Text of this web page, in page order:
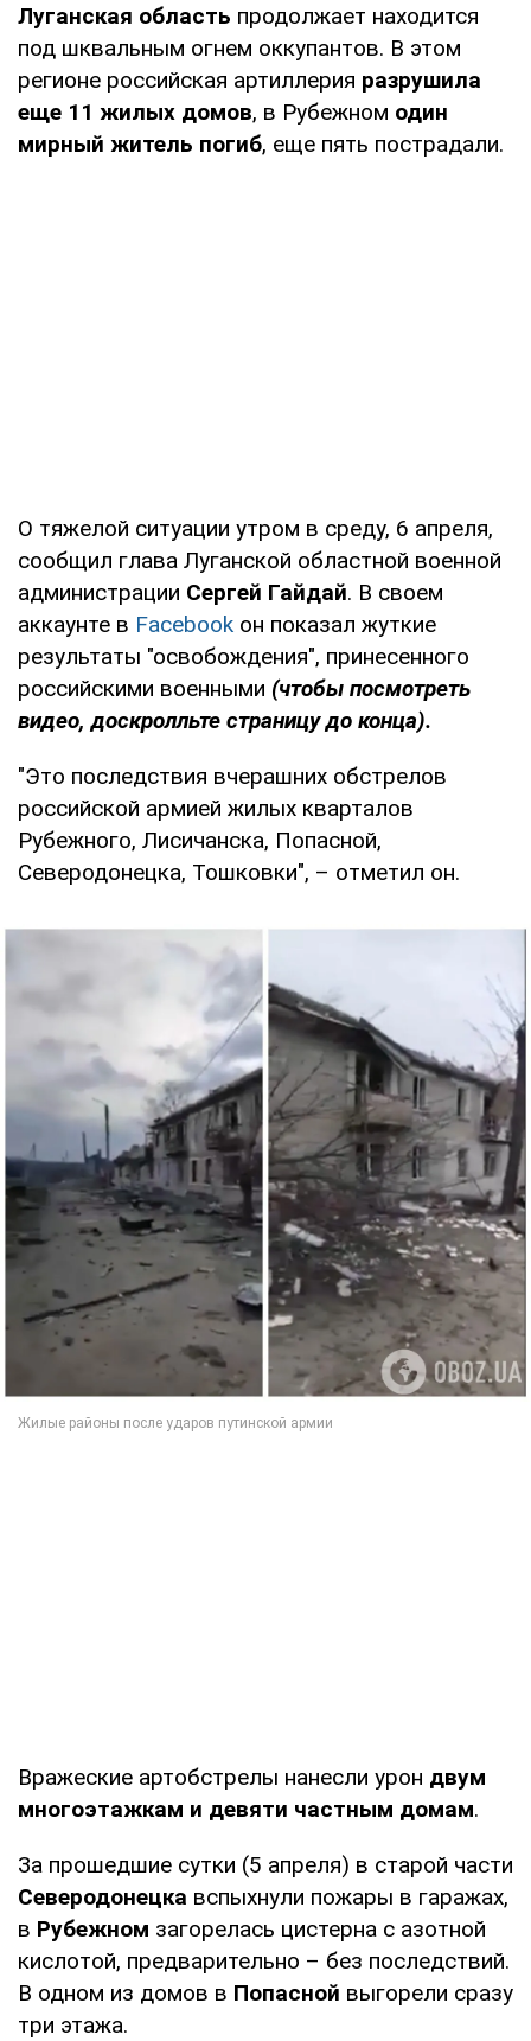
Луганская область продолжает находится
под шквальным огнем оккупантов. В этом
регионе российская артиллерия разрушила
еще 11 жилых домов, в Рубежном один
мирный житель погиб, еще пять пострадали.
О тяжелой ситуации утром в среду, 6 апреля,
сообщил глава Луганской областной военной
администрации Сергей Гайдай. В своем
аккаунте в Facebook он показал жуткие
результаты "освобождения", принесенного
российскими военными (чтобы посмотреть
видео, доскролльте страницу до конца).
"Это последствия вчерашних обстрелов
российской армией жилых кварталов
Рубежного, Лисичанска, Попасной,
Северодонецка, Тошковки", – отметил он.
Вражеские артобстрелы нанесли урон двум
многоэтажкам и девяти частным домам.
За прошедшие сутки (5 апреля) в старой части
Северодонецка вспыхнули пожары в гаражах,
в Рубежном загорелась цистерна с азотной
кислотой, предварительно – без последствий.
В одном из домов в Попасной выгорели сразу
три этажа.